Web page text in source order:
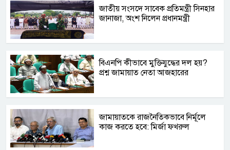
জাতীয় সংসদে সাবেক প্রতিমন্ত্রী সিনহার
জানাজা, অংশ নিলেন প্রধানমন্ত্রী
বিএনপি কীভাবে মুক্তিযুদ্ধের দল হয়?
প্রশ্ন জামায়াত নেতা আজহারের
জামায়াতকে রাজনৈতিকভাবে নির্মূলে
কাজ করতে হবে: মির্জা ফখরুল